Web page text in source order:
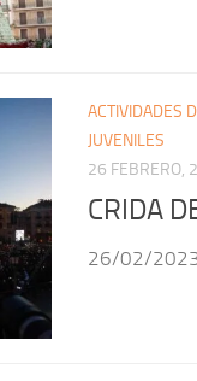
ACTIVIDADES
JUVENILES
26 FEBRERO,
CRIDA
26/02/2023: